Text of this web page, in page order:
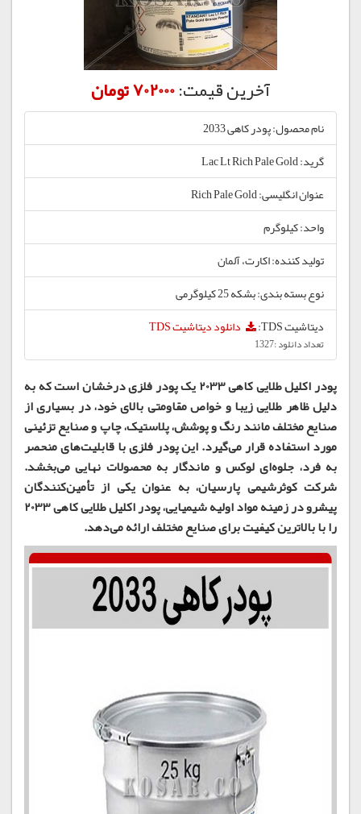
آخرین قیمت:702000 تومان
نام محصول: پودر کاهی 2033
گرید: Lac Lt Rich Pale Gold
عنوان انگلیسی: Rich Pale Gold
واحد: کیلوگرم
تولید کننده: اکارت، آلمان
نوع بسته بندی: بشکه 25 کیلوگرمی
دیتاشیت TDS:
دانلود دیتاشیت TDS
تعداد دانلود :1327
پودر اکلیل طلایی کاهی 2033 یک پودر فلزی درخشان است که به
دلیل ظاهر طلایی زیبا و خواص مقاومتی بالای خود، در بسیاری از
صنایع مختلف مانند رنگ و پوشش، پلاستیک، چاپ و صنایع تزئینی
مورد استفاده قرار می‌گیرد. این پودر فلزی با قابلیت‌های منحصر
به فرد، جلوه‌ای لوکس و ماندگار به محصولات نهایی می‌بخشد.
شرکت کوثرشیمی پارسیان، به عنوان یکی از تأمین‌کنندگان
پیشرو در زمینه مواد اولیه شیمیایی، پودر اکلیل طلایی کاهی 2033
را با بالاترین کیفیت برای صنایع مختلف ارائه می‌دهد.